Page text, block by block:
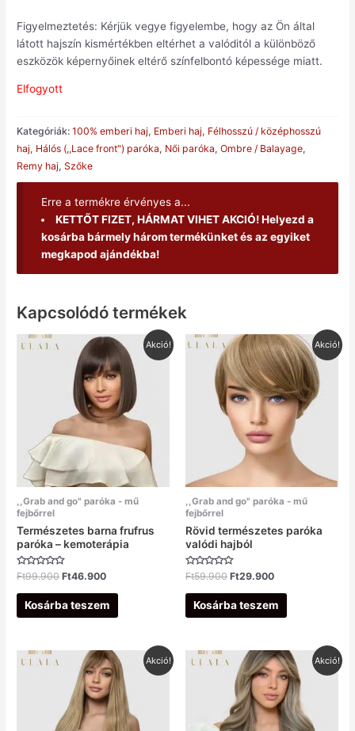
Figyelmeztetés: Kérjük vegye figyelembe, hogy az Ön által
látott hajszín kismértékben eltérhet a valóditól a különböző
eszközök képernyőinek eltérő színfelbontó képessége miatt.
Elfogyott
Kategóriák:100% emberi haj, Emberi haj, Félhosszú / középhosszú
haj, Hálós (,,Lace front") paróka, Női paróka,Ombre / Balayage,
Remy haj,Szőke
Erre a termékre érvényes a...
KETTŐT FIZET, HÁRMAT VIHET AKCIÓ!Helyezd a
kosárba bármely három termékünket és az egyiket
megkapod ajándékba!
Kapcsolódó termékek
Akció!
,,Grab and go" paróka - mű
fejbőrrel
Természetes barna frufrus
paróka – kemoterápia
Értékelés:
0
/
Ft99.900
Original
price
was:
Ft99.900.
Ft46.900
Current
price
is:
Ft46.900.
Kosárba teszem
Akció!
,,Grab and go" paróka - mű
fejbőrrel
Rövid természetes paróka
valódi hajból
Értékelés:
0
/
Ft59.900
Original
price
was:
Ft59.900.
Ft29.900
Current
price
is:
Ft29.900.
Kosárba teszem
Akció!
Original
price
was:
Ft69.900.
Current
price
is:
Ft29.900.
Akció!
Original
price
was:
Ft139.900.
Current
price
is:
Ft56.900.